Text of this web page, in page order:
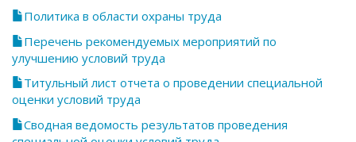
Политика в области охраны труда
Перечень рекомендуемых мероприятий по
улучшению условий труда
Титульный лист отчета о проведении специальной
оценки условий труда
Сводная ведомость результатов проведения